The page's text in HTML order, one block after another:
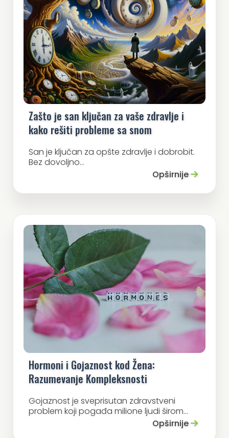
Zašto je san ključan za vaše zdravlje i
kako rešiti probleme sa snom
San je ključan za opšte zdravlje i dobrobit.
Bez dovoljno...
Opširnije
Hormoni i Gojaznost kod Žena:
Razumevanje Kompleksnosti
Gojaznost je sveprisutan zdravstveni
problem koji pogađa milione ljudi širom...
Opširnije